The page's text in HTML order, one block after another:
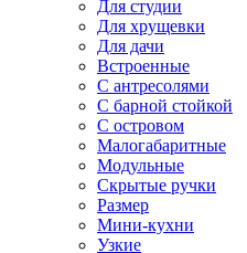
Для студии
Для хрущевки
Для дачи
Встроенные
С антресолями
С барной стойкой
С островом
Малогабаритные
Модульные
Скрытые ручки
Размер
Мини-кухни
Узкие